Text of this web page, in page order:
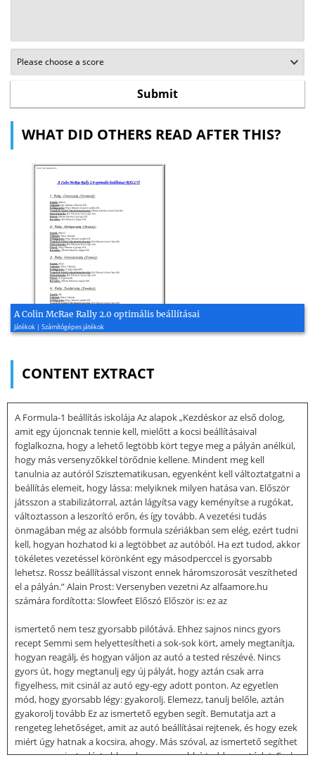
WHAT DID OTHERS READ AFTER THIS?
A Colin McRae Rally 2.0 optimális beállításai
Játékok | Számítógépes játékok
CONTENT EXTRACT
A Formula-1 beállítás iskolája Az alapok „Kezdéskor az első dolog,
amit egy újoncnak tennie kell, mielőtt a kocsi beállításaival
foglalkozna, hogy a lehető legtöbb kört tegye meg a pályán anélkül,
hogy más versenyzőkkel törődnie kellene. Mindent meg kell
tanulnia az autóról Szisztematikusan, egyenként kell változtatgatni a
beállítás elemeit, hogy lássa: melyiknek milyen hatása van. Először
játsszon a stabilizátorral, aztán lágyítsa vagy keményítse a rugókat,
változtasson a leszorító erőn, és így tovább. A vezetési tudás
önmagában még az alsóbb formula szériákban sem elég, ezért tudni
kell, hogyan hozhatod ki a legtöbbet az autóból. Ha ezt tudod, akkor
tökéletes vezetéssel körönként egy másodperccel is gyorsabb
lehetsz. Rossz beállítással viszont ennek háromszorosát veszítheted
el a pályán.” Alain Prost: Versenyben vezetni Az alfaamore.hu
számára fordította: Slowfeet Előszó Először is: ez az
ismertető nem tesz gyorsabb pilótává. Ehhez sajnos nincs gyors
recept Semmi sem helyettesítheti a sok-sok kört, amely megtanítja,
hogyan reagálj, és hogyan váljon az autó a tested részévé. Nincs
gyors út, hogy megtanulj egy új pályát, hogy aztán csak arra
figyelhess, mit csinál az autó egy-egy adott ponton. Az egyetlen
mód, hogy gyorsabb légy: gyakorolj. Elemezz, tanulj belőle, aztán
gyakorolj tovább Ez az ismertető egyben segít. Bemutatja azt a
rengeteg lehetőséget, amit az autó beállításai rejtenek, és hogy ezek
miért úgy hatnak a kocsira, ahogy. Más szóval, az ismertető segíthet
megszerezni a tudást ahhoz, hogy gyorsabbá tedd az autódat. Ezek